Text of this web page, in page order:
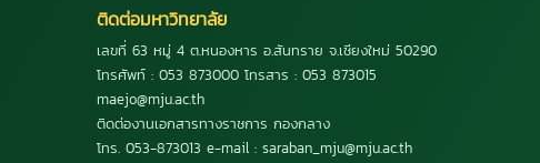
ติดต่อมหาวิทยาลัย
เลขที่ 63 หมู่ 4 ต.หนองหาร อ.สันทราย จ.เชียงใหม่ 50290
โทรศัพท์ : 053 873000 โทรสาร : 053 873015
maejo@mju.ac.th
ติดต่องานเอกสารทางราชการ กองกลาง
โทร. 053-873013 e-mail : saraban_mju@mju.ac.th